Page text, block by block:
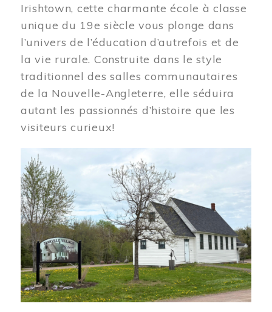
Irishtown, cette charmante école à classe
unique du 19e siècle vous plonge dans
l’univers de l’éducation d’autrefois et de
la vie rurale. Construite dans le style
traditionnel des salles communautaires
de la Nouvelle-Angleterre, elle séduira
autant les passionnés d’histoire que les
visiteurs curieux!
Image